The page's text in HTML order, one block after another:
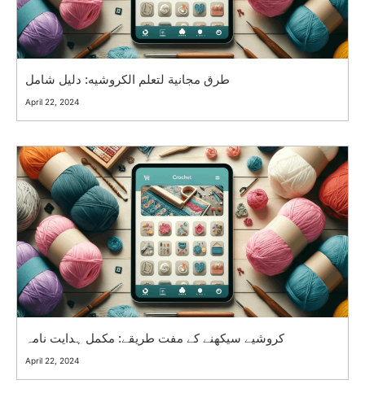
طرق مجانية لتعلم الكروشيه: دليل شامل
April 22, 2024
کروشیے سیکھنے کے مفت طریقے: مکمل ہدایت نامہ
April 22, 2024